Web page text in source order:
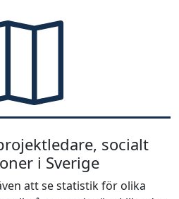
socialt
i Sverige
att se statistik för olika